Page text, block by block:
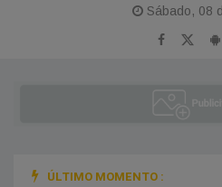
Sábado, 08
ÚLTIMO MOMENTO :